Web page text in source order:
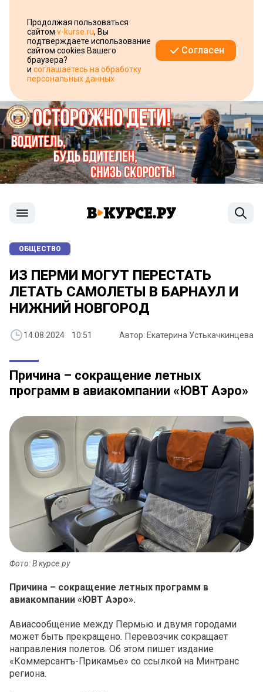
Продолжая пользоваться
сайтом v-kurse.ru, Вы
подтверждаете использование
сайтом cookies Вашего
браузера?
и соглашаетесь на обработку
персональных данных
Согласен
ОБЩЕСТВО
ИЗ ПЕРМИ МОГУТ ПЕРЕСТАТЬ
ЛЕТАТЬ САМОЛЕТЫ В БАРНАУЛ И
НИЖНИЙ НОВГОРОД
14.08.2024 10:51 Автор: Екатерина Устькачкинцева
Причина – сокращение летных
программ в авиакомпании «ЮВТ Аэро»
Фото: В курсе.ру
Причина – сокращение летных программ в
авиакомпании «ЮВТ Аэро».
Авиасообщение между Пермью и двумя городами
может быть прекращено. Перевозчик сокращает
направления полетов. Об этом пишет издание
«Коммерсантъ-Прикамье» со ссылкой на Минтранс
региона.